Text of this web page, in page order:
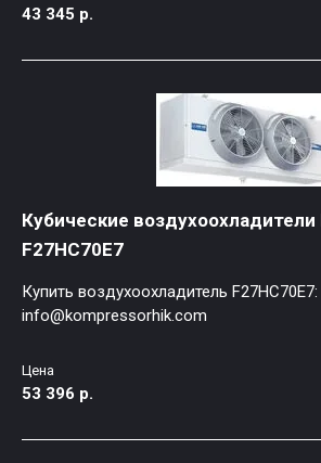
43 345 р.
Кубические воздухоохладители
F27HC70E7
Купить воздухоохладитель F27HC70E7:
info@kompressorhik.com
Цена
53 396 р.